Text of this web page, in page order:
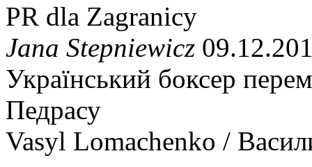
PR dla Zagranicy
Jana Stepniewicz
Український боксер
Педрасу
Vasyl Lomachenko /